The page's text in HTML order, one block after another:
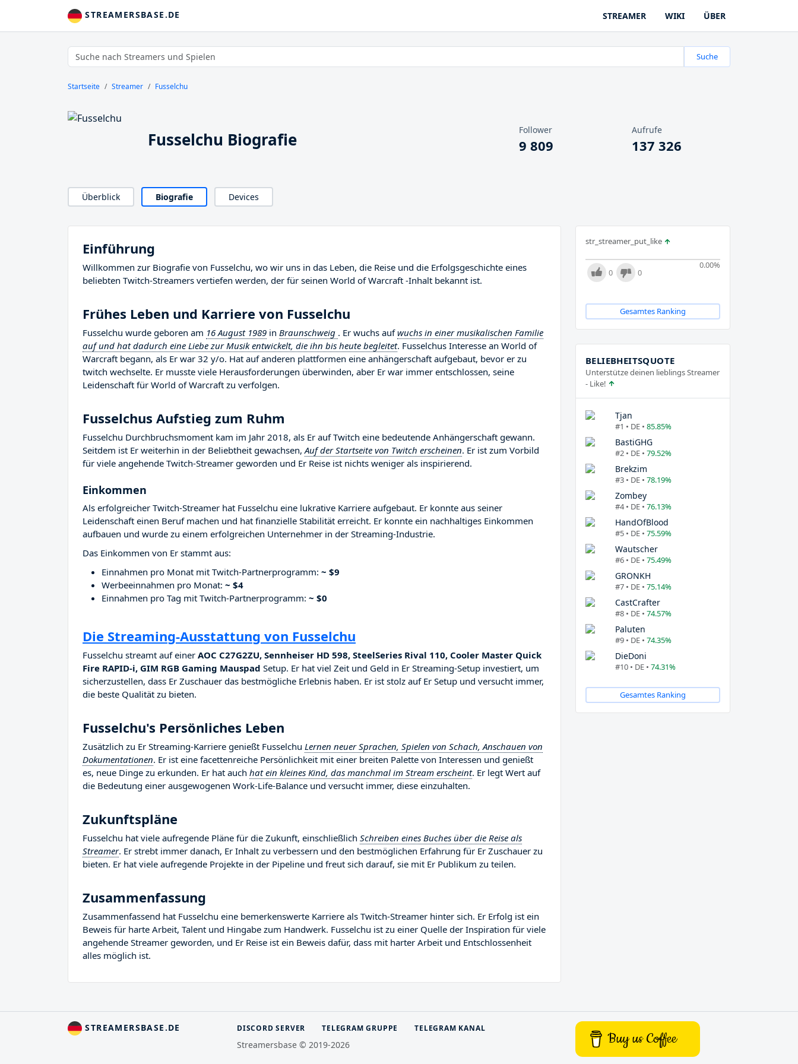
STREAMERSBASE.DE STREAMER WIKI ÜBER
Suche
Startseite Streamer Fusselchu
Fusselchu Biografie Follower
9 809
Aufrufe
137 326
Überblick Biografie Devices
Einführung
Willkommen zur Biografie von Fusselchu, wo wir uns in das Leben, die Reise und die Erfolgsgeschichte eines
beliebten Twitch-Streamers vertiefen werden, der für seinen World of Warcraft -Inhalt bekannt ist.
Frühes Leben und Karriere von Fusselchu
Fusselchu wurde geboren am 16 August 1989 in Braunschweig . Er wuchs aufwuchs in einer musikalischen Familie
auf und hat dadurch eine Liebe zur Musik entwickelt, die ihn bis heute begleitet. Fusselchus Interesse an World of
Warcraft begann, als Er war 32 y/o. Hat auf anderen plattformen eine anhängerschaft aufgebaut, bevor er zu
twitch wechselte. Er musste viele Herausforderungen überwinden, aber Er war immer entschlossen, seine
Leidenschaft für World of Warcraft zu verfolgen.
Fusselchus Aufstieg zum Ruhm
Fusselchu Durchbruchsmoment kam im Jahr 2018, als Er auf Twitch eine bedeutende Anhängerschaft gewann.
Seitdem ist Er weiterhin in der Beliebtheit gewachsen,Auf der Startseite von Twitch erscheinen. Er ist zum Vorbild
für viele angehende Twitch-Streamer geworden und Er Reise ist nichts weniger als inspirierend.
Einkommen
Als erfolgreicher Twitch-Streamer hat Fusselchu eine lukrative Karriere aufgebaut. Er konnte aus seiner
Leidenschaft einen Beruf machen und hat finanzielle Stabilität erreicht. Er konnte ein nachhaltiges Einkommen
aufbauen und wurde zu einem erfolgreichen Unternehmer in der Streaming-Industrie.
Das Einkommen von Er stammt aus:
Einnahmen pro Monat mit Twitch-Partnerprogramm: ~ $9
Werbeeinnahmen pro Monat: ~ $4
Einnahmen pro Tag mit Twitch-Partnerprogramm: ~ $0
Die Streaming-Ausstattung von Fusselchu
Fusselchu streamt auf einer AOC C27G2ZU, Sennheiser HD 598, SteelSeries Rival 110, Cooler Master Quick
Fire RAPID-i, GIM RGB Gaming Mauspad Setup. Er hat viel Zeit und Geld in Er Streaming-Setup investiert, um
sicherzustellen, dass Er Zuschauer das bestmögliche Erlebnis haben. Er ist stolz auf Er Setup und versucht immer,
die beste Qualität zu bieten.
Fusselchu's Persönliches Leben
Zusätzlich zu Er Streaming-Karriere genießt Fusselchu Lernen neuer Sprachen, Spielen von Schach, Anschauen von
Dokumentationen. Er ist eine facettenreiche Persönlichkeit mit einer breiten Palette von Interessen und genießt
es, neue Dinge zu erkunden. Er hat auch hat ein kleines Kind, das manchmal im Stream erscheint. Er legt Wert auf
die Bedeutung einer ausgewogenen Work-Life-Balance und versucht immer, diese einzuhalten.
Zukunftspläne
Fusselchu hat viele aufregende Pläne für die Zukunft, einschließlich Schreiben eines Buches über die Reise als
Streamer. Er strebt immer danach, Er Inhalt zu verbessern und den bestmöglichen Erfahrung für Er Zuschauer zu
bieten. Er hat viele aufregende Projekte in der Pipeline und freut sich darauf, sie mit Er Publikum zu teilen.
Zusammenfassung
Zusammenfassend hat Fusselchu eine bemerkenswerte Karriere als Twitch-Streamer hinter sich. Er Erfolg ist ein
Beweis für harte Arbeit, Talent und Hingabe zum Handwerk. Fusselchu ist zu einer Quelle der Inspiration für viele
angehende Streamer geworden, und Er Reise ist ein Beweis dafür, dass mit harter Arbeit und Entschlossenheit
alles möglich ist.
str_streamer_put_like
0.00%
0 0
Gesamtes Ranking
BELIEBHEITSQUOTE
Unterstütze deinen lieblings Streamer
- Like!
Tjan
#1 • DE • 85.85%
BastiGHG
#2 • DE • 79.52%
Brekzim
#3 • DE • 78.19%
Zombey
#4 • DE • 76.13%
HandOfBlood
#5 • DE • 75.59%
Wautscher
#6 • DE • 75.49%
GRONKH
#7 • DE • 75.14%
CastCrafter
#8 • DE • 74.57%
Paluten
#9 • DE • 74.35%
DieDoni
#10 • DE • 74.31%
Gesamtes Ranking
STREAMERSBASE.DE DISCORD SERVER TELEGRAM GRUPPE TELEGRAM KANAL
Streamersbase © 2019-2026 Buy us Coffee